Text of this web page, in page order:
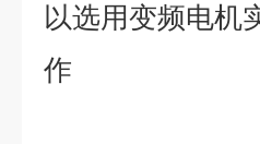
以选用变频电机
作